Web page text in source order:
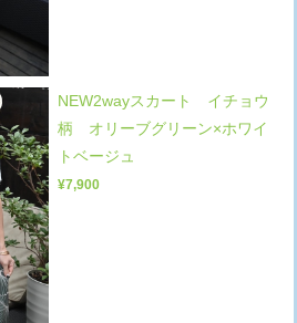
NEW2wayスカート イチョウ
柄 オリーブグリーン×ホワイ
トベージュ
¥7,900